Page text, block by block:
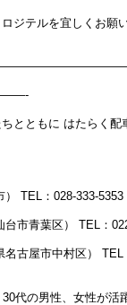
ジテルを宜しくお願
とともに はたらく配
） TEL：028-333-5353
台市青葉区） TEL：
名古屋市中村区） TEL
代の男性、女性が活